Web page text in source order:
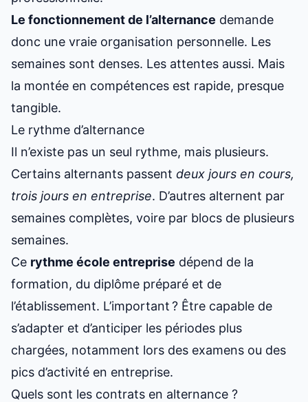
Le fonctionnement de l’alternance demande
donc une vraie organisation personnelle. Les
semaines sont denses. Les attentes aussi. Mais
la montée en compétences est rapide, presque
tangible.
Le rythme d’alternance
Il n’existe pas un seul rythme, mais plusieurs.
Certains alternants passent deux jours en cours,
trois jours en entreprise. D’autres alternent par
semaines complètes, voire par blocs de plusieurs
semaines.
Ce rythme école entreprise dépend de la
formation, du diplôme préparé et de
l’établissement. L’important ? Être capable de
s’adapter et d’anticiper les périodes plus
chargées, notamment lors des examens ou des
pics d’activité en entreprise.
Quels sont les contrats en alternance ?